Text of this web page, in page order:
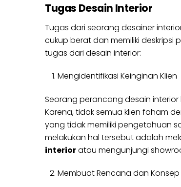
Tugas Desain Interior
Tugas dari seorang desainer
cukup berat dan memiliki
tugas dari desain interior:
Mengidentifikasi Keinginan Klien
Seorang perancang desain
Karena, tidak semua klien faham
yang tidak memiliki pengetahuan
melakukan hal tersebut adalah
interioratau mengunjungi
Membuat Rencana dan Konsep